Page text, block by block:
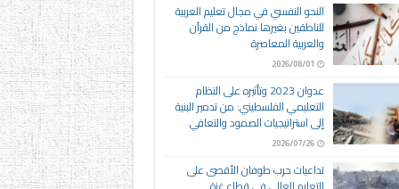
النحو النفسي في مجال تعليم العربية
للناطقين بغيرها نماذج من القرآن
والعربية المعاصرة
2026/08/01
عدوان 2023 وتأثيره على النظام
التعليمي الفلسطيني: من تدمير البنية
إلى استراتيجيات الصمود والتعافي
2026/07/26
تداعيات حرب طوفان الأقصى على